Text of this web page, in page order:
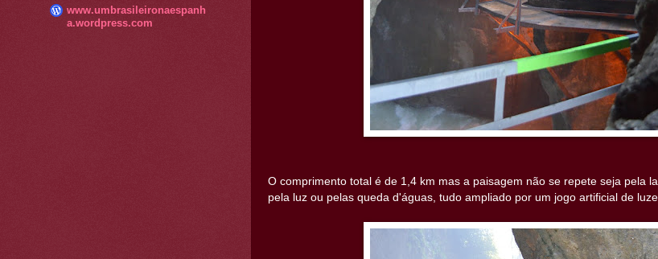
O comprimento total é de 1,4 km mas a paisagem não se repete seja pela
pela luz ou pelas queda d'águas, tudo ampliado por um jogo artificial de
www.umbrasileironaespanh
a.wordpress.com